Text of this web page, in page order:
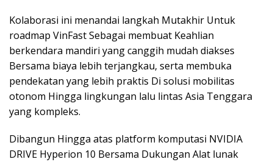
Kolaborasi ini menandai langkah Mutakhir Untuk
roadmap VinFast Sebagai membuat Keahlian
berkendara mandiri yang canggih mudah diakses
Bersama biaya lebih terjangkau, serta membuka
pendekatan yang lebih praktis Di solusi mobilitas
otonom Hingga lingkungan lalu lintas Asia Tenggara
yang kompleks.
Dibangun Hingga atas platform komputasi NVIDIA
DRIVE Hyperion 10 Bersama Dukungan Alat lunak